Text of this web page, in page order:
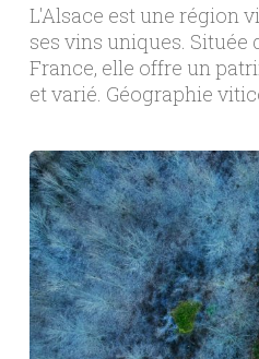
L'Alsace est une région
ses vins uniques. Située
France, elle offre un
et varié. Géographie